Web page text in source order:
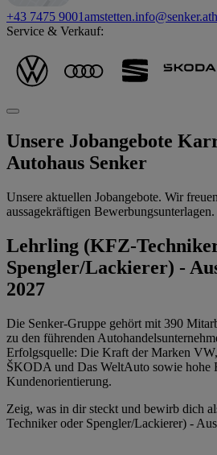
+43 7475 9001amstetten.info@senker.at
Service & Verkauf:
Unsere Jobangebote
Autohaus Senker
Unsere aktuellen Jobangebote. Wir
aussagekräftigen Bewerbungsunterlagen.
Lehrling (KFZ-
Spengler/Lackierer) -
2027
Die Senker-Gruppe gehört mit 390
zu den führenden
Erfolgsquelle: Die Kraft der Marken
ŠKODA und Das WeltAuto sowie hohe
Kundenorientierung.
Zeig, was in dir steckt und bewirb dich
Techniker oder Spengler/Lackierer) -